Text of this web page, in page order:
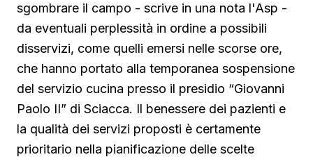
sgombrare il campo - scrive in una nota l'Asp -
da eventuali perplessità in ordine a possibili
disservizi, come quelli emersi nelle scorse ore,
che hanno portato alla temporanea sospensione
del servizio cucina presso il presidio “Giovanni
Paolo II” di Sciacca. Il benessere dei pazienti e
la qualità dei servizi proposti è certamente
prioritario nella pianificazione delle scelte